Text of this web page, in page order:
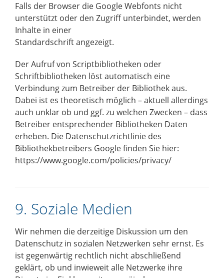
Falls der Browser die Google Webfonts nicht
unterstützt oder den Zugriff unterbindet, werden
Inhalte in einer
Standardschrift angezeigt.
Der Aufruf von Scriptbibliotheken oder
Schriftbibliotheken löst automatisch eine
Verbindung zum Betreiber der Bibliothek aus.
Dabei ist es theoretisch möglich – aktuell allerdings
auch unklar ob und ggf. zu welchen Zwecken – dass
Betreiber entsprechender Bibliotheken Daten
erheben. Die Datenschutzrichtlinie des
Bibliothekbetreibers Google finden Sie hier:
https://www.google.com/policies/privacy/
9. Soziale Medien
Wir nehmen die derzeitige Diskussion um den
Datenschutz in sozialen Netzwerken sehr ernst. Es
ist gegenwärtig rechtlich nicht abschließend
geklärt, ob und inwieweit alle Netzwerke ihre